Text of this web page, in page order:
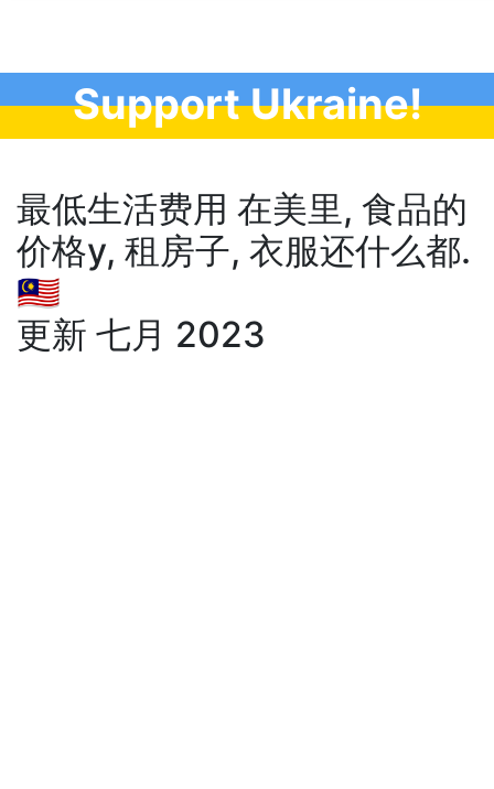
Support Ukraine!
最低生活费用 在美里, 食品的
价格у, 租房子, 衣服还什么都.
🇲🇾
更新 七月 2023